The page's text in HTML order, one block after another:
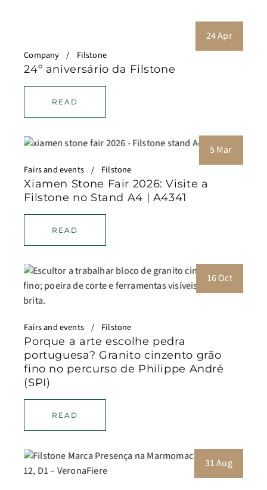
24 Apr
Company Filstone
24º aniversário da Filstone
READ
5 Mar
Fairs and events Filstone
Xiamen Stone Fair 2026: Visite a
Filstone no Stand A4 | A4341
READ
16 Oct
Fairs and events Filstone
Porque a arte escolhe pedra
portuguesa? Granito cinzento grão
fino no percurso de Philippe André
(SPI)
READ
31 Aug